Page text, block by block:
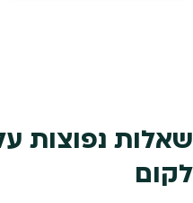
שאלות נפוצות
לקום